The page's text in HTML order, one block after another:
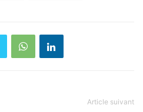
Article suivant